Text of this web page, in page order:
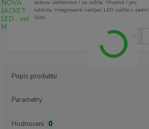
dobrou viditelnost i za světla. Vhodná i pro
cyklisty. Integrované nabíjecí LED světlo v zadní
části. ...
Popis produktu
Parametry
Hodnocení 0